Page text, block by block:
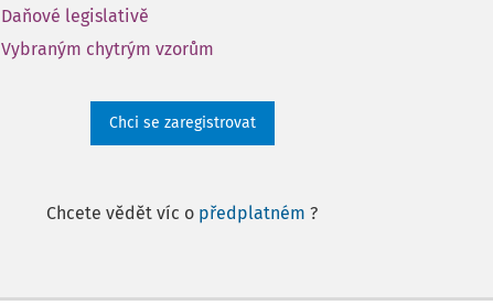
Daňové legislativě
Vybraným chytrým vzorům
Chci se zaregistrovat
Chcete vědět víc o předplatném ?